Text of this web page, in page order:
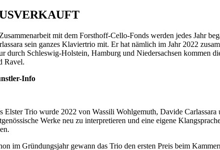
mit dem Forsthoff-Cello-Fonds werden jedes Jahr
sein ganzes Klaviertrio mit. Er hat nämlich im Jahr 2022
durch Schleswig-Holstein, Hamburg und Niedersachsen kommen
Ravel.
Info
Elster Trio wurde 2022 von Wassili Wohlgemuth, Davide
Werke neu zu interpretieren und eine eigene
im Gründungsjahr gewann das Trio den ersten Preis beim